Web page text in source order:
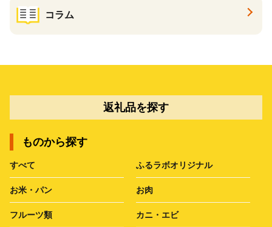
コラム
返礼品を探す
ものから探す
すべて ふるラボオリジナル
お米・パン お肉
フルーツ類 カニ・エビ